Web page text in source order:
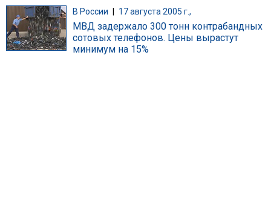
В России 17 августа 2005 г.,
МВД задержало 300 тонн контрабандных
сотовых телефонов. Цены вырастут
минимум на 15%